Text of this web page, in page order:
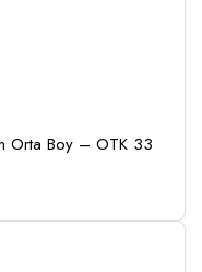
Orta Boy – OTK 33